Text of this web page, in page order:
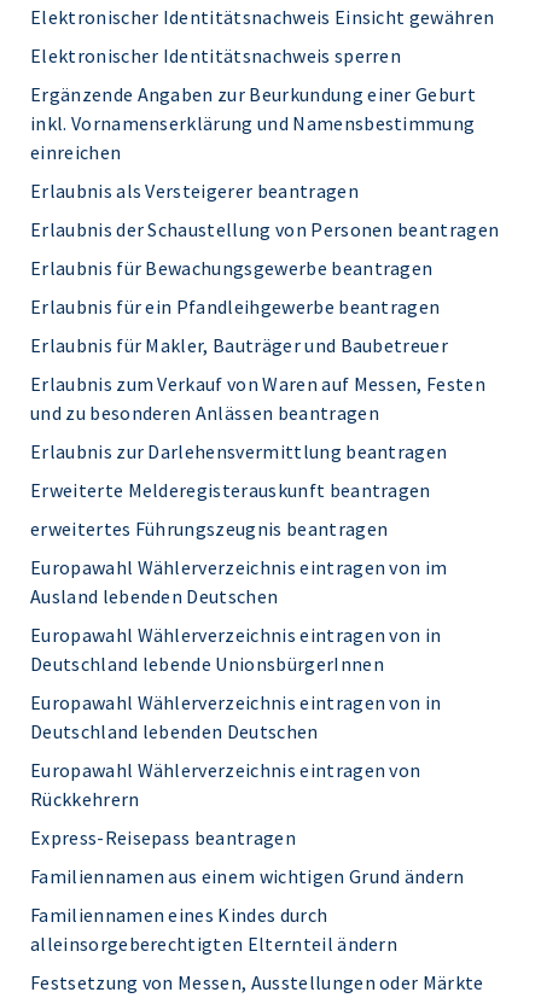
Elektronischer Identitätsnachweis Einsicht gewähren
Elektronischer Identitätsnachweis sperren
Ergänzende Angaben zur Beurkundung einer Geburt
inkl. Vornamenserklärung und Namensbestimmung
einreichen
Erlaubnis als Versteigerer beantragen
Erlaubnis der Schaustellung von Personen beantragen
Erlaubnis für Bewachungsgewerbe beantragen
Erlaubnis für ein Pfandleihgewerbe beantragen
Erlaubnis für Makler, Bauträger und Baubetreuer
Erlaubnis zum Verkauf von Waren auf Messen, Festen
und zu besonderen Anlässen beantragen
Erlaubnis zur Darlehensvermittlung beantragen
Erweiterte Melderegisterauskunft beantragen
erweitertes Führungszeugnis beantragen
Europawahl Wählerverzeichnis eintragen von im
Ausland lebenden Deutschen
Europawahl Wählerverzeichnis eintragen von in
Deutschland lebende UnionsbürgerInnen
Europawahl Wählerverzeichnis eintragen von in
Deutschland lebenden Deutschen
Europawahl Wählerverzeichnis eintragen von
Rückkehrern
Express-Reisepass beantragen
Familiennamen aus einem wichtigen Grund ändern
Familiennamen eines Kindes durch
alleinsorgeberechtigten Elternteil ändern
Festsetzung von Messen, Ausstellungen oder Märkte